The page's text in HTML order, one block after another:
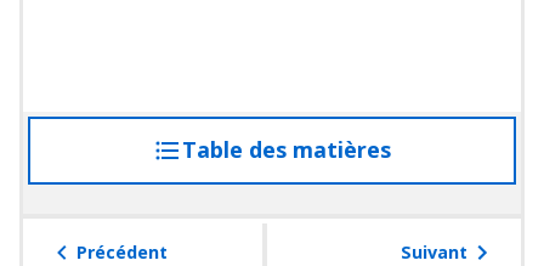
Table des matières
à
table
Précédent Suivant